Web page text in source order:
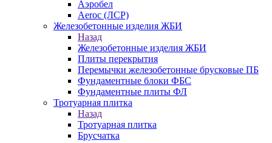
Аэробел
Aeroc (ЛСР)
Железобетонные изделия ЖБИ
Назад
Железобетонные изделия ЖБИ
Плиты перекрытия
Перемычки железобетонные брусковые ПБ
Фундаментные блоки ФБС
Фундаментные плиты ФЛ
Тротуарная плитка
Назад
Тротуарная плитка
Брусчатка